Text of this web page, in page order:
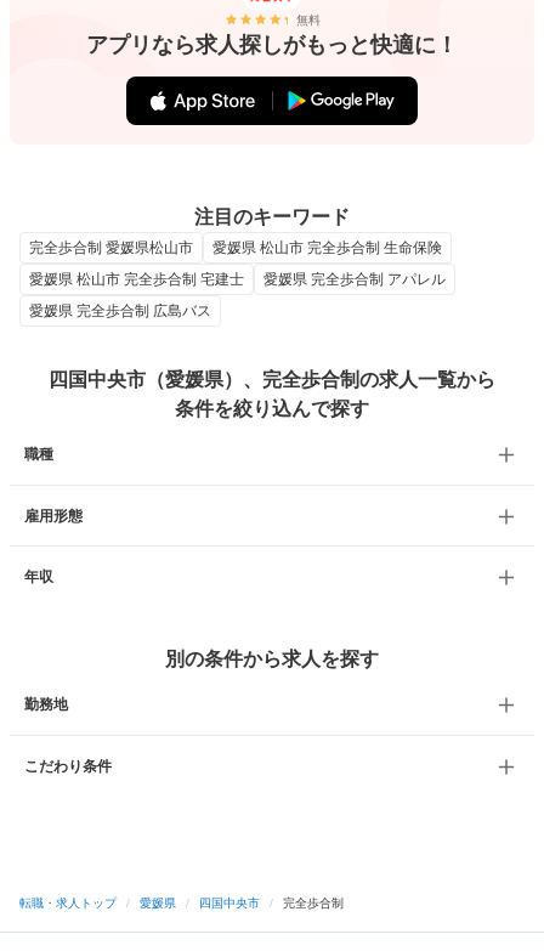
無料
アプリなら求人探しがもっと快適に！
注目のキーワード
完全歩合制 愛媛県松山市
愛媛県 松山市 完全歩合制 生命保険
愛媛県 松山市 完全歩合制 宅建士
愛媛県 完全歩合制 アパレル
愛媛県 完全歩合制 広島バス
四国中央市（愛媛県）、完全歩合制の求人一覧から
条件を絞り込んで探す
職種
雇用形態
年収
別の条件から求人を探す
勤務地
こだわり条件
転職・求人トップ / 愛媛県 / 四国中央市 / 完全歩合制